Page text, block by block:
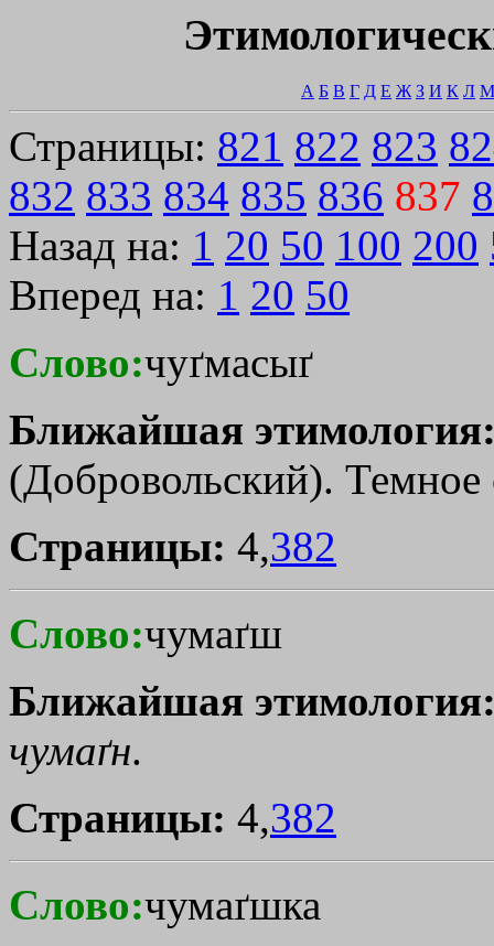
А Б В Г Д Е Ж З И К Л М
Страницы: 821 822 823
832 833 834 835 836 837
Назад на: 1 20 50 100 200
Вперед на: 1 20 50
Слово:чуґмасыґ
Ближайшая
(Добровольский). Темное
Страницы: 4,382
Слово:чумаґш
Ближайшая
чумаґн.
Страницы: 4,382
Слово:чумаґшка